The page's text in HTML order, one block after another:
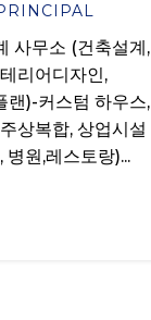
사무소 (건축설계,
리어디자인,
랜)-커스텀 하우스,
상복합, 상업시설
병원,레스토랑)...